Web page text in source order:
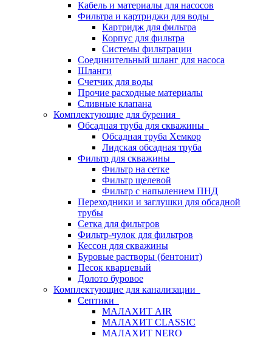
Кабель и материалы для насосов
Фильтра и картриджи для воды
Картридж для фильтра
Корпус для фильтра
Системы фильтрации
Соединительный шланг для насоса
Шланги
Счетчик для воды
Прочие расходные материалы
Сливные клапана
Комплектующие для бурения
Обсадная труба для скважины
Обсадная труба Хемкор
Лидская обсадная труба
Фильтр для скважины
Фильтр на сетке
Фильтр щелевой
Фильтр с напылением ПНД
Переходники и заглушки для обсадной
трубы
Сетка для фильтров
Фильтр-чулок для фильтров
Кессон для скважины
Буровые растворы (бентонит)
Песок кварцевый
Долото буровое
Комплектующие для канализации
Септики
МАЛАХИТ AIR
МАЛАХИТ CLASSIC
МАЛАХИТ NERO